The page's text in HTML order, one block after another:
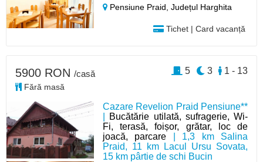
Pensiune Praid,Județul Harghita
Tichet | Card vacanță
Cazare Revelion Praid Pensiune**
Bucătărie utilată, sufragerie, Wi-
Fi, terasă, foișor, grătar, loc de
joacă, parcare | 1,3 km Salina
Praid, 11 km Lacul Ursu Sovata,
15 km pârtie de schi Bucin
5900 RON /casă
Fără masă
1 - 13
3
5